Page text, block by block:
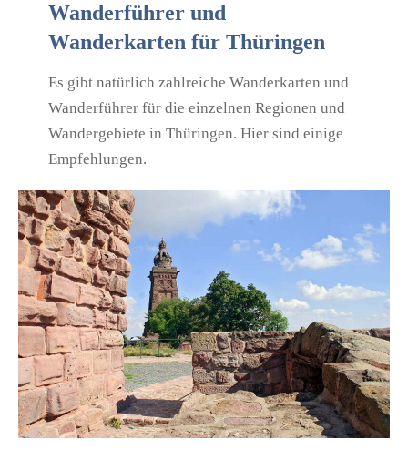
Wanderführer und
Wanderkarten für Thüringen
Es gibt natürlich zahlreiche Wanderkarten und
Wanderführer für die einzelnen Regionen und
Wandergebiete in Thüringen. Hier sind einige
Empfehlungen.